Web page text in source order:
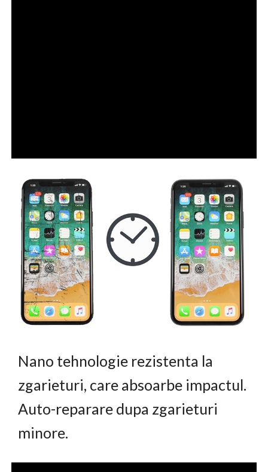
Nano tehnologie rezistenta la
zgarieturi, care absoarbe impactul.
Auto-reparare dupa zgarieturi
minore.